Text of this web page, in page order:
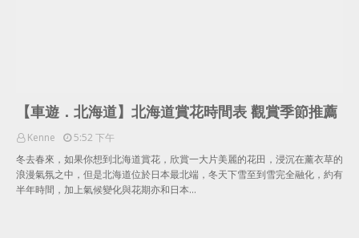
【車遊．北海道】北海道賞花時間表 觀賞季節推薦
Kenne
5:52 下午
冬去春來，如果你想到北海道賞花，欣賞一大片美麗的花田，浸沉在薰衣草的
浪漫氣氛之中，但是北海道位於日本最北端，冬天下雪至到雪完全融化，約有
半年時間，加上氣候變化與花期亦和日本…